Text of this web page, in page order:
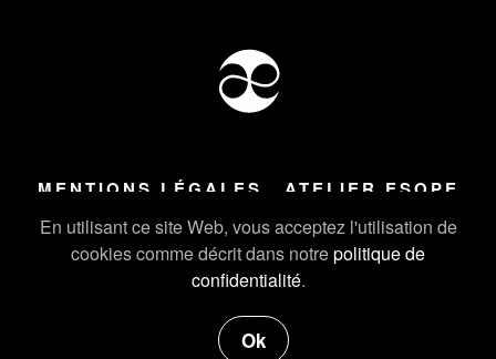
En utilisant ce site Web, vous acceptez l'utilisation de
cookies comme décrit dans notrepolitique de
confidentialité.
Ok
MENTIONS LÉGALES ATELIER ESOPE